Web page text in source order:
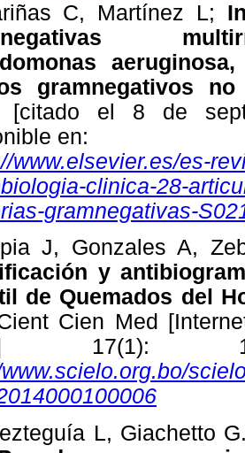
C, Martínez L;
gramnegativos no
[citado el 8 de
en:
www.elsevier.es/es-
clinica-28-
gramnegativas-
J, Gonzales A,
y
de Quemados del
Cien Med
17(1):
L, Giachetto